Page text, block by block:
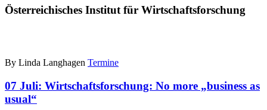
Österreichisches Institut für Wirtschaftsforschung
By Linda Langhagen Termine
07 Juli: Wirtschaftsforschung: No more „business as
usual“